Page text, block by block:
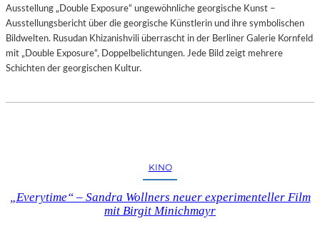
Ausstellung „Double Exposure“ ungewöhnliche georgische Kunst –
Ausstellungsbericht über die georgische Künstlerin und ihre symbolischen
Bildwelten. Rusudan Khizanishvili überrascht in der Berliner Galerie Kornfeld
mit „Double Exposure“, Doppelbelichtungen. Jede Bild zeigt mehrere
Schichten der georgischen Kultur.
KINO
„Everytime“ – Sandra Wollners neuer experimenteller Film
mit Birgit Minichmayr